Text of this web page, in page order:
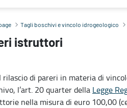
caccia pesca e biodiversità
Tagli boschivi e vincolo idrogeologico
istruttori
rilascio di pareri in materia di
l’art. 20 quarter della Legge
nella misura di euro 100,00